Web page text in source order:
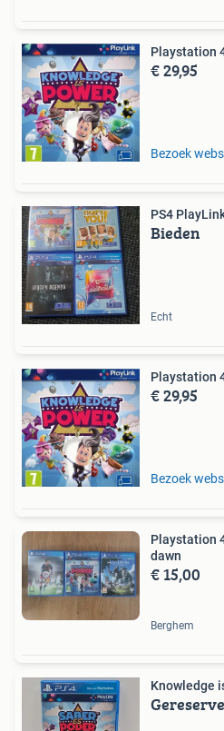
Playstation
€ 29,95
Bezoek
PS4
Bieden
Echt
Playstation
€ 29,95
Bezoek
Playstation
dawn
€ 15,00
Berghem
Knowledge